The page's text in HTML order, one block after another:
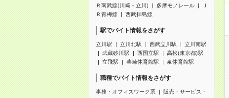
Ｒ南武線(川崎－立川)
多摩モノレール
Ｊ
Ｒ青梅線
西武拝島線
駅でバイト情報をさがす
立川駅 立川北駅 西武立川駅
立川南駅
武蔵砂川駅
西国立駅
高松(東京都)駅
立飛駅
柴崎体育館駅 泉体育館駅
職種でバイト情報をさがす
事務・オフィスワーク系
販売・サービス・